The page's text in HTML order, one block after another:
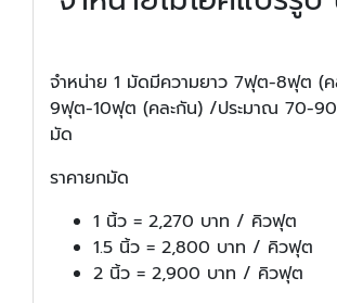
จำหน่าย 1 มัดมีความยาว 7ฟุต-8ฟุต (ค
9ฟุต-10ฟุต (คละกัน) /ประมาณ 70-
มัด
ราคายกมัด
1 นิ้ว = 2,270 บาท / คิวฟุต
1.5 นิ้ว = 2,800 บาท / คิวฟุต
2 นิ้ว = 2,900 บาท / คิวฟุต